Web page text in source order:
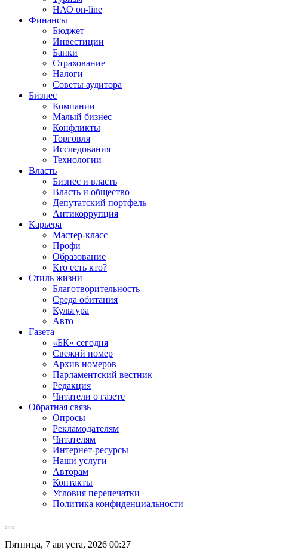
НАО on-line
Финансы
Бюджет
Инвестиции
Банки
Страхование
Налоги
Советы аудитора
Бизнес
Компании
Малый бизнес
Конфликты
Торговля
Исследования
Технологии
Власть
Бизнес и власть
Власть и общество
Депутатский портфель
Антикоррупция
Карьера
Мастер-класс
Профи
Образование
Кто есть кто?
Стиль жизни
Благотворительность
Среда обитания
Культура
Авто
Газета
«БК» сегодня
Свежий номер
Архив номеров
Парламентский вестник
Редакция
Читатели о газете
Обратная связь
Опросы
Рекламодателям
Читателям
Интернет-ресурсы
Наши услуги
Авторам
Контакты
Условия перепечатки
Политика конфиденциальности
Пятница, 7 августа, 2026 00:27